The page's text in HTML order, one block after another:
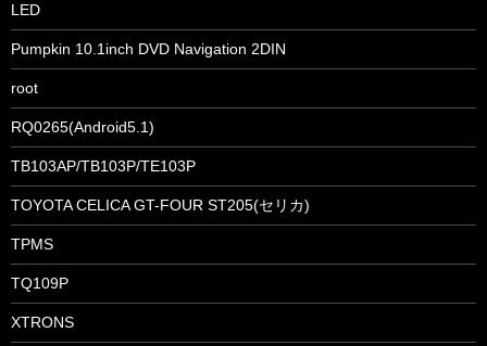
LED
Pumpkin 10.1inch DVD Navigation 2DIN
root
RQ0265(Android5.1)
TB103AP/TB103P/TE103P
TOYOTA CELICA GT-FOUR ST205(セリカ)
TPMS
TQ109P
XTRONS